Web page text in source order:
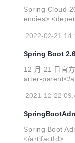
Spring Cloud
2022-02-21
Spring Boot
12 月 21 日官
arter-parent</artifactId>
2021-12-22
Spring Boot